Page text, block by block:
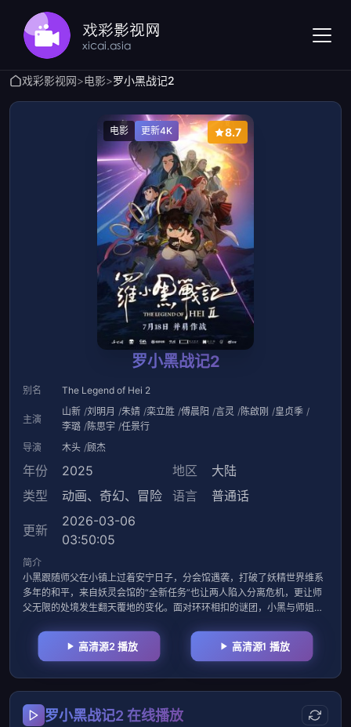
戏彩影视网>电影>罗小黑战记2
电影 更新4K 8.7
罗小黑战记2
别名 The Legend of Hei 2
主演
山新 刘明月 朱婧 栾立胜 傅晨阳 言灵 陈啟刚
皇贞季
李璐
陈思宇 任景行
导演
木头 顾杰
年份 2025 地区
大陆
类型
动画、 奇幻、 冒险 语言 普通话
更新
2026-03-06
03:50:05
简介
小黑跟随师父在小镇上过着安宁日子，分会馆遇袭，打破了妖精世界维系
多年的和平，来自妖灵会馆的“全新任务”也让两人陷入分离危机，更让师
父无限的处境发生翻天覆地的变化。面对环环相扣的谜团，小黑与师姐鹿
高清源2 播放 高清源1 播放
罗小黑战记2 在线播放